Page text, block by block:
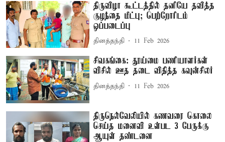
திருவிழா கூட்டத்தில் தனியே தவித்த
குழந்தை மீட்பு; பெற்றோரிடம்
ஒப்படைப்பு
தினத்தந்தி 11 Feb 2026
சிவகங்கை: தூய்மை பணியாளர்கள்
விசில் ஊத தடை விதித்த கவுன்சிலர்
தினத்தந்தி 11 Feb 2026
திருநெல்வேலியில் கணவரை கொலை
செய்த மனைவி உள்பட 3 பேருக்கு
ஆயுள் தண்டனை